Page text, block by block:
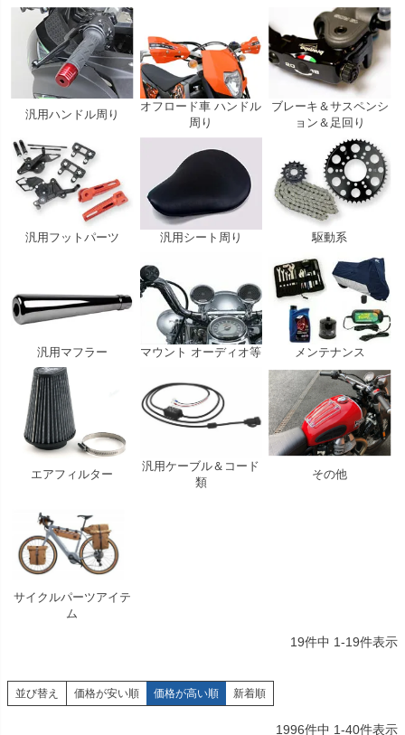
汎用ハンドル周り
オフロード車 ハンドル
周り
ブレーキ＆サスペンシ
ョン＆足回り
汎用フットパーツ 汎用シート周り 駆動系
汎用マフラー マウント オーディオ等 メンテナンス
エアフィルター
汎用ケーブル＆コード
類
その他
サイクルパーツアイテ
ム
19件中 1-19件表示
並び替え 価格が安い順 価格が高い順 新着順
1996件中 1-40件表示